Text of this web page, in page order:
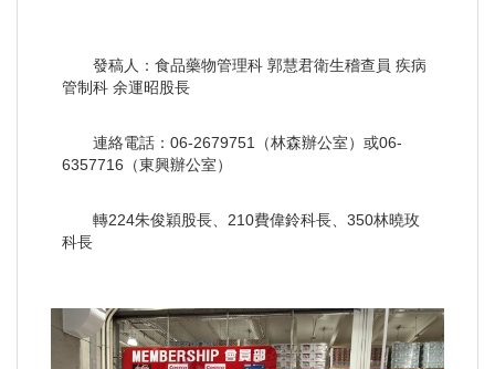
發稿人：食品藥物管理科 郭慧君衛生稽查員 疾病
管制科 余運昭股長
連絡電話：06-2679751（林森辦公室）或06-
6357716（東興辦公室）
轉224朱俊穎股長、210費偉鈴科長、350林曉玫
科長